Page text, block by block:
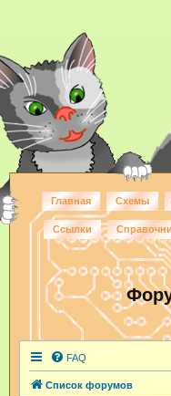
Главная Схемы
Ссылки
FAQ
Список форумов